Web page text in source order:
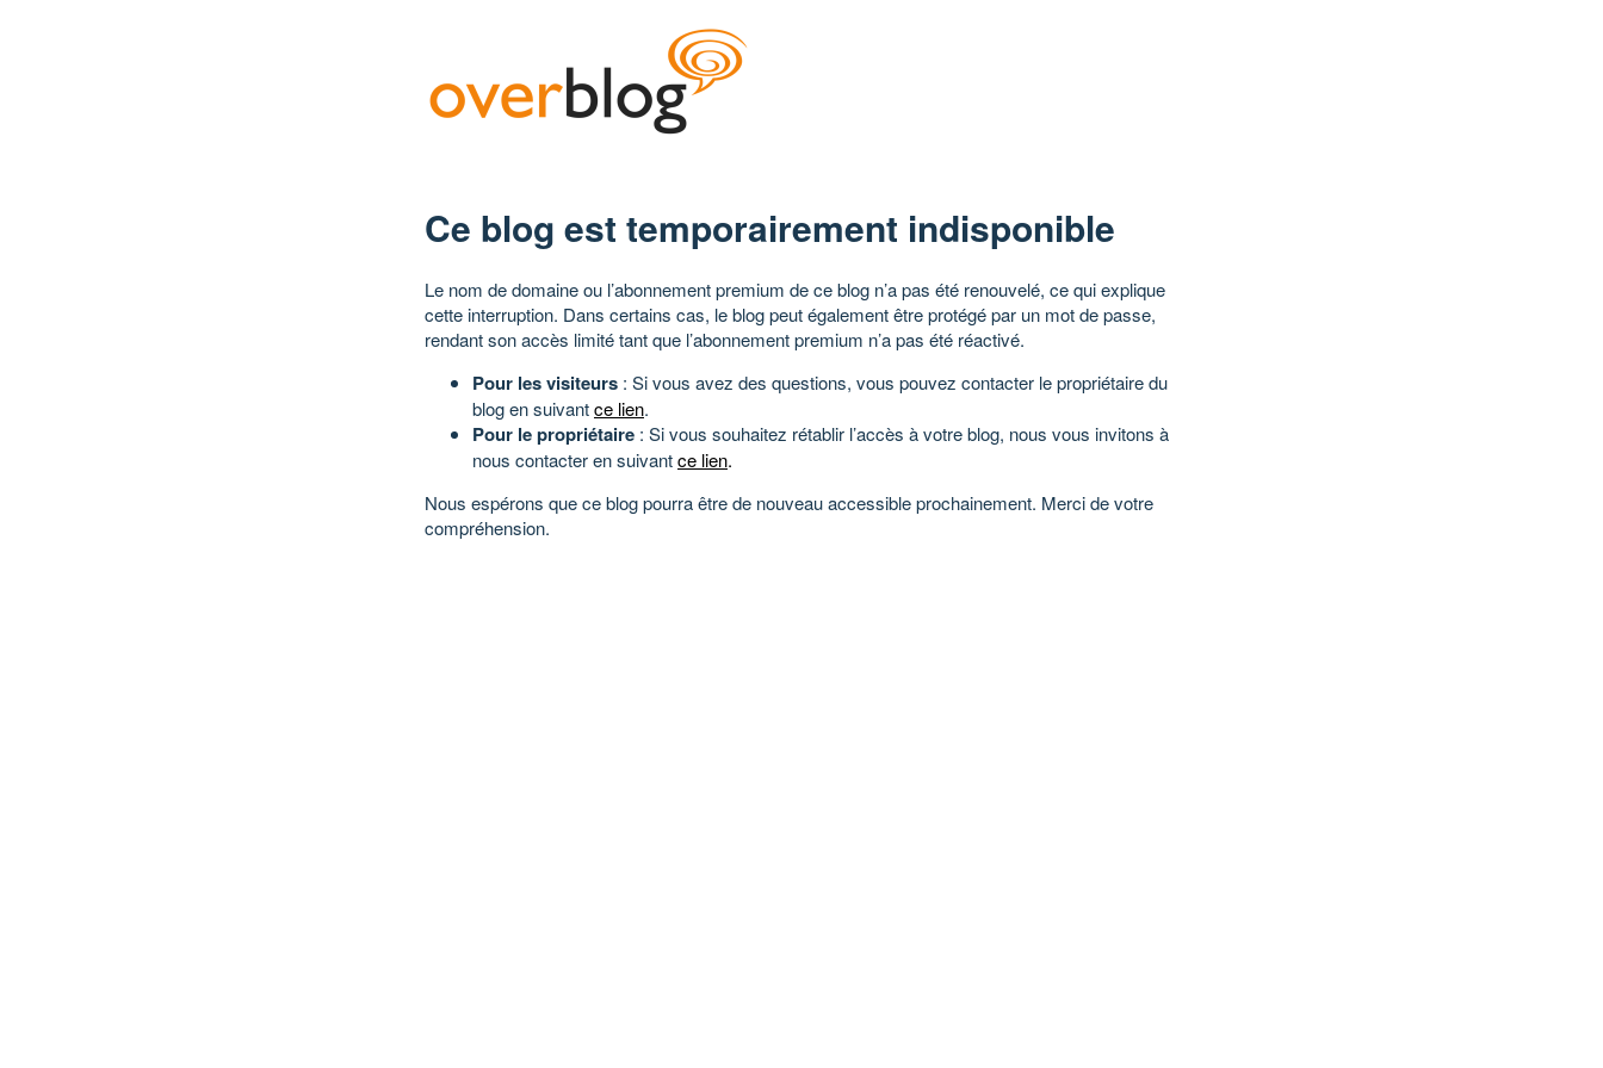
Ce blog est temporairement indisponible
Le nom de domaine ou l’abonnement premium de ce blog n’a pas été renouvelé, ce qui explique
cette interruption. Dans certains cas, le blog peut également être protégé par un mot de passe,
rendant son accès limité tant que l’abonnement premium n’a pas été réactivé.
Pour les visiteurs : Si vous avez des questions, vous pouvez contacter le propriétaire du
blog en suivantce lien.
Pour le propriétaire : Si vous souhaitez rétablir l’accès à votre blog, nous vous invitons à
nous contacter en suivantce lien.
Nous espérons que ce blog pourra être de nouveau accessible prochainement. Merci de votre
compréhension.